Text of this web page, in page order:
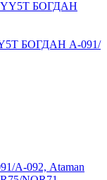
БОГДАН А-091/